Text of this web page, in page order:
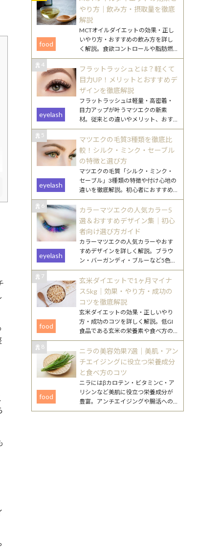
やり方｜飲み方・摂取量を徹底
解説
food
MCTオイルダイエットの効果・正し
いやり方・おすすめの飲み方を詳し
く解説。食欲コントロールや脂肪燃
焼のメカニズムから、毎日続けるコ
ツまで丁寧にご紹介します。
4
フラットラッシュとは？軽くて
目力UP！メリットとおすすめデ
ザインを徹底解説
eyelash
フラットラッシュは軽量・高密着・
目力アップが叶うマツエクの新素
材。従来との違いやメリット、おす
すめデザインをわかりやすく解説し
ます。
5
マツエクの毛質3種類を徹底比
較！シルク・ミンク・セーブル
の特徴と選び方
eyelash
マツエクの毛質「シルク・ミンク・
セーブル」3種類の特徴や付け心地の
違いを徹底解説。初心者におすすめ
の選び方や、なりたい目元別のポイ
ントもご紹介します。
6
カラーマツエクの人気カラー5
選＆おすすめデザイン集｜初心
者向け選び方ガイド
eyelash
カラーマツエクの人気カラーやおす
すめデザインを詳しく解説。ブラウ
ン・バーガンディ・ブルーなど5色の
特徴と、初心者でも挑戦しやすい取
り入れ方を紹介します。
7
玄米ダイエットで1ヶ月マイナ
ス5kg｜効果・やり方・成功の
コツを徹底解説
food
玄米ダイエットの効果・正しいやり
方・成功のコツを詳しく解説。低GI
食品である玄米の栄養素や食べ方の
工夫、注意点まで、無理なく続ける
ためのポイントをまとめました。
8
ニラの美容効果7選｜美肌・アン
チエイジングに役立つ栄養成分
と食べ方のコツ
food
ニラにはβカロテン・ビタミンC・ア
リシンなど美肌に役立つ栄養成分が
豊富。アンチエイジングや腸活への
働きが期待できるニラの美容効果